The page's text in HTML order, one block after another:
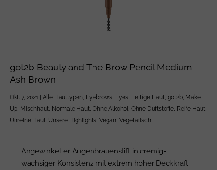
got2b Beauty and The Brow Pencil Medium
Ash Brown
Okt. 7, 2021 | Alle Hauttypen, Eyebrows, Eyes, Fettige Haut, got2b, Make
Up, Mischhaut, Normale Haut, Ohne Alkohol, Ohne Duftstoffe, Reife Haut,
Unreine Haut, Unsere Highlights, Vegan, Vegetarisch
Angewinkelter Augenbrauenstift in cremig-
wachsiger Konsistenz mit extrem hoher Deckkraft